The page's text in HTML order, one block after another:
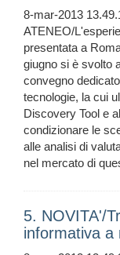
8-mar-2013
ATENEO/
presentata a
giugno si è svolto
convegno
tecnologie, la cui
Discovery Tool e
condizionare le
alle analisi di
nel mercato di
5. NOVITA'/
informativa a